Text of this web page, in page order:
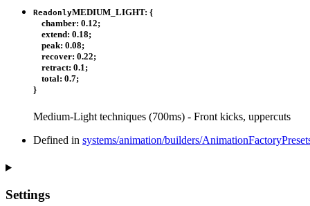
ReadonlyMEDIUM_LIGHT: {
chamber: 0.12;
extend: 0.18;
peak: 0.08;
recover: 0.22;
retract: 0.1 ;
total: 0.7;
}
Medium-Light techniques (700ms) - Front kicks, uppercuts
Defined in systems/animation/builders/
Settings